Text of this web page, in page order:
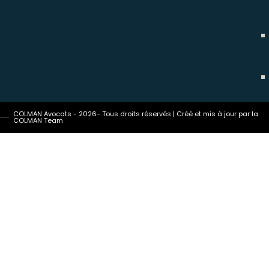
COLMAN Avocats - 2026- Tous droits réservés | Créé et mis à jour par la
COLMAN Team